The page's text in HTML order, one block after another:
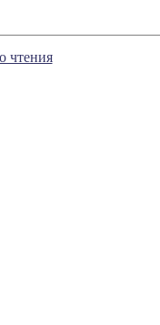
чтения